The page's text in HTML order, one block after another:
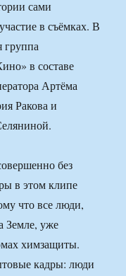
сами
в съёмках. В
группа
в составе
Артёма
Ракова и
без
в этом клипе
что все люди,
Земле, уже
химзащиты.
кадры: люди